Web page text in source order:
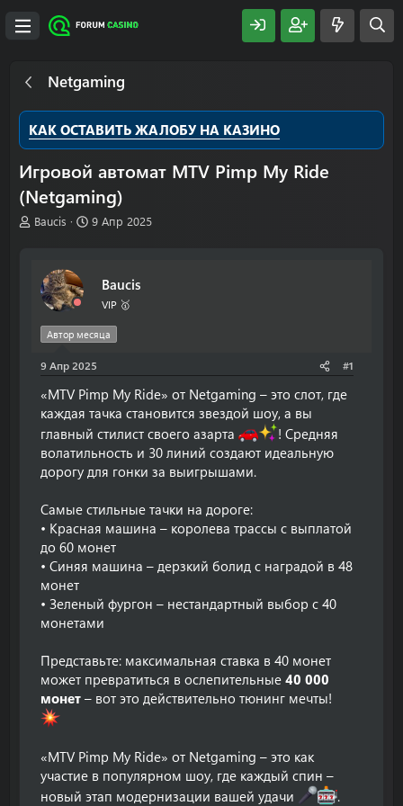
Netgaming
КАК ОСТАВИТЬ ЖАЛОБУ НА КАЗИНО
Игровой автомат MTV Pimp My Ride
(Netgaming)
А
Baucis
Д
а
а
9 Апр 2025
Baucis
VIP 🥇
Автор месяца
9 Апр 2025 #1
«MTV Pimp My Ride» от Netgaming – это слот, где
каждая тачка становится звездой шоу, а вы
главный стилист своего азарта
! Средняя
волатильность и 30 линий создают идеальную
дорогу для гонки за выигрышами.
Самые стильные тачки на дороге:
• Красная машина – королева трассы с выплатой
до 60 монет
• Синяя машина – дерзкий болид с наградой в 48
монет
• Зеленый фургон – нестандартный выбор с 40
монетами
Представьте: максимальная ставка в 40 монет
может превратиться в ослепительные 40 000
монет – вот это действительно тюнинг мечты!
«MTV Pimp My Ride» от Netgaming – это как
участие в популярном шоу, где каждый спин –
новый этап модернизации вашей удачи
.